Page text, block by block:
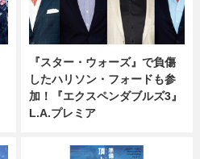
『スター・ウォーズ』で負傷
したハリソン・フォードも参
加！『エクスペンダブルズ3』
L.A.プレミア